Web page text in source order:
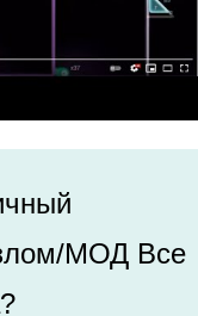
МОД Все